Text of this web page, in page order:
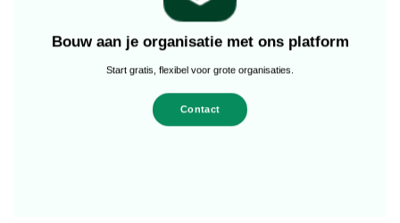
Bouw aan je organisatie met ons platform
Start gratis, flexibel voor grote organisaties.
Contact